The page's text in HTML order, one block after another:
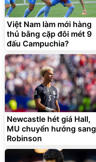
Việt Nam làm mới hàng
thủ bằng cặp đôi mét 9
đấu Campuchia?
Newcastle hét giá Hall,
MU chuyển hướng sang
Robinson